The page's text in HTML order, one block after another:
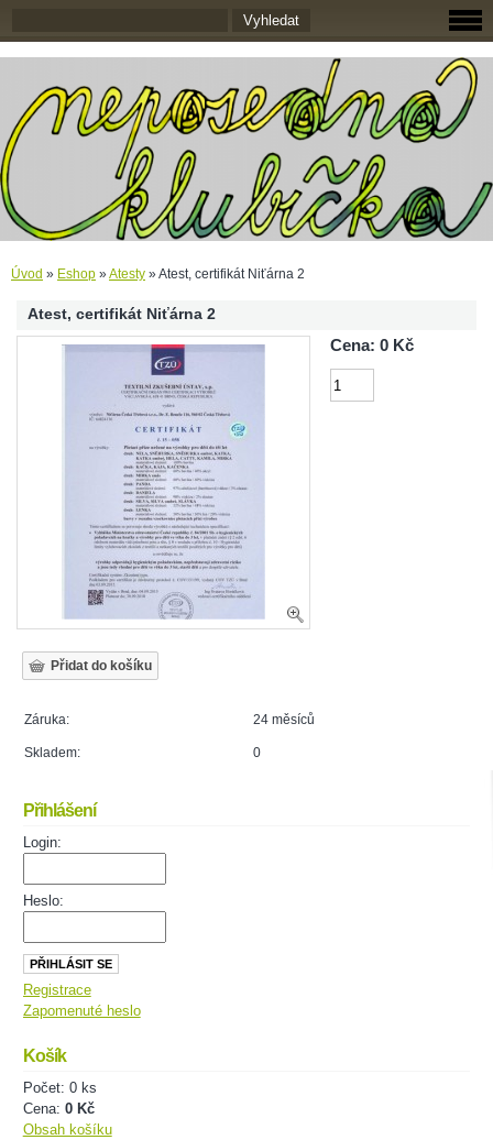
Úvod » Eshop »Atesty »Atest, certifikát Niťárna 2
Atest, certifikát Niťárna 2
Cena: 0 Kč
Záruka: 24 měsíců
Skladem: 0
Přihlášení
Login:
Heslo:
Registrace
Zapomenuté heslo
Košík
Počet: 0 ks
Cena: 0 Kč
Obsah košíku